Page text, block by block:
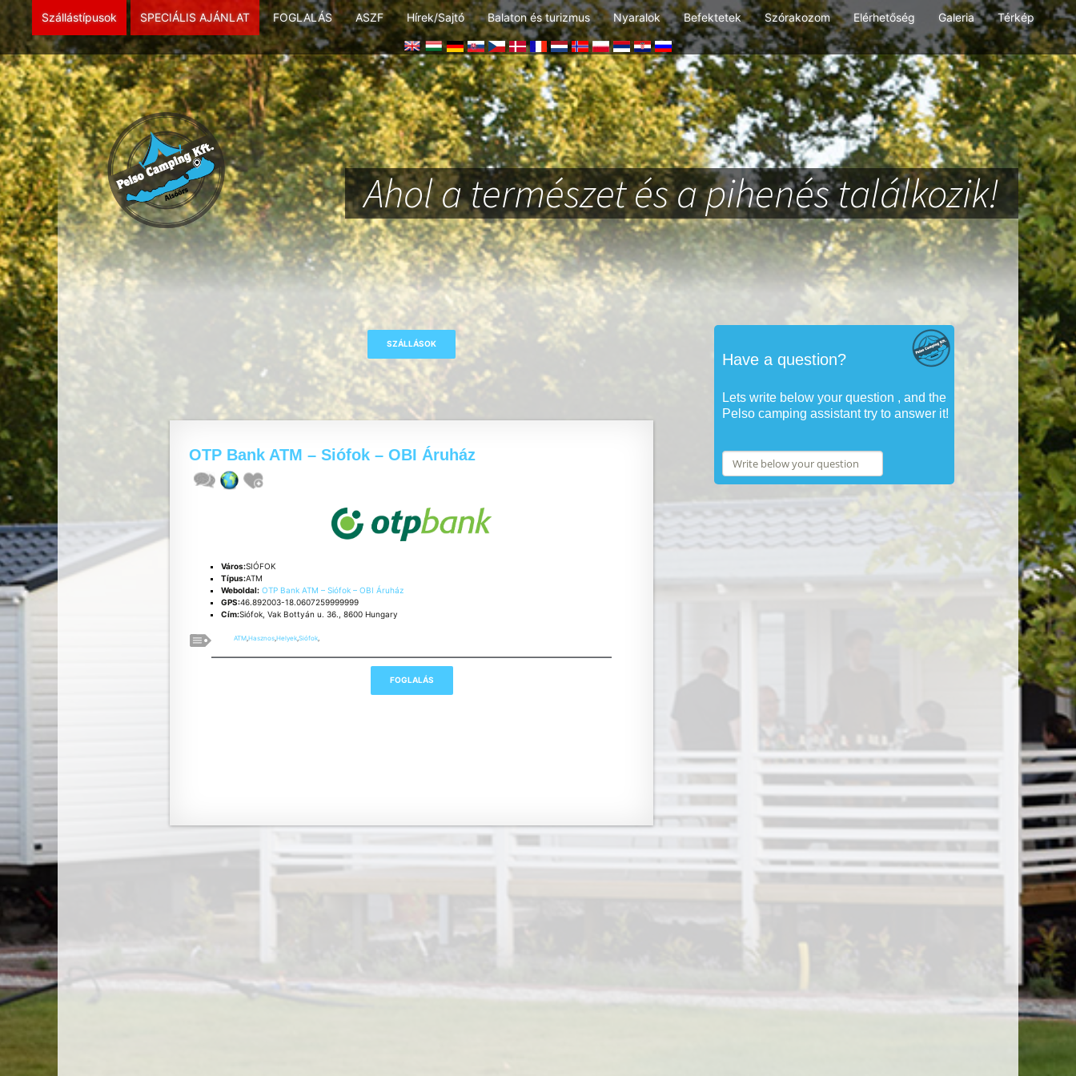
Szállástípusok SPECIÁLIS AJÁNLAT FOGLALÁS ASZF Hírek/Sajtó Balaton és turizmus Nyaralok Befektetek Szórakozom Elérhetőség Galeria Térkép
Ahol a természet és a pihenés találkozik!
OTP Bank ATM – Siófok – OBI Áruház
Város:SIÓFOK
Típus:ATM
Weboldal: OTP Bank ATM – Siófok – OBI Áruház
GPS:46.892003-18.0607259999999
Cím:Siófok, Vak Bottyán u. 36., 8600 Hungary
ATM,Hasznos,Helyek,Siófok,
Have a question?
Lets write below your question , and the
Pelso camping assistant try to answer it!